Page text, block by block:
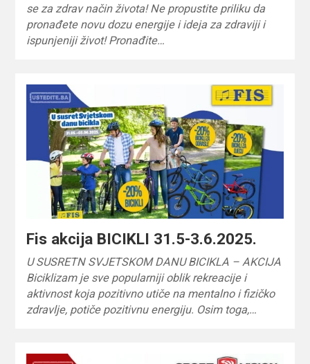
se za zdrav način života! Ne propustite priliku da
pronađete novu dozu energije i ideja za zdraviji i
ispunjeniji život! Pronađite…
Fis akcija BICIKLI 31.5-3.6.2025.
U SUSRETN SVJETSKOM DANU BICIKLA – AKCIJA
Biciklizam je sve popularniji oblik rekreacije i
aktivnost koja pozitivno utiče na mentalno i fizičko
zdravlje, potiče pozitivnu energiju. Osim toga,…